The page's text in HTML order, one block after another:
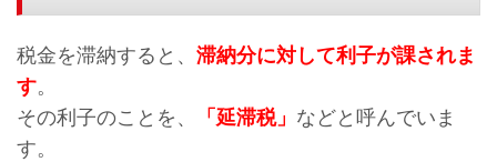
税金を滞納すると、 滞納分に対して利子が課されま
す。
その利子のことを、
「延滞税」 などと呼んでいま
す。